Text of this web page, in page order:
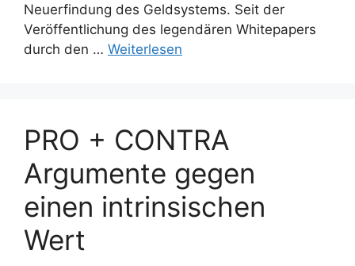
Neuerfindung des Geldsystems. Seit der
Veröffentlichung des legendären Whitepapers
durch den … Weiterlesen
PRO + CONTRA
Argumente gegen
einen intrinsischen
Wert